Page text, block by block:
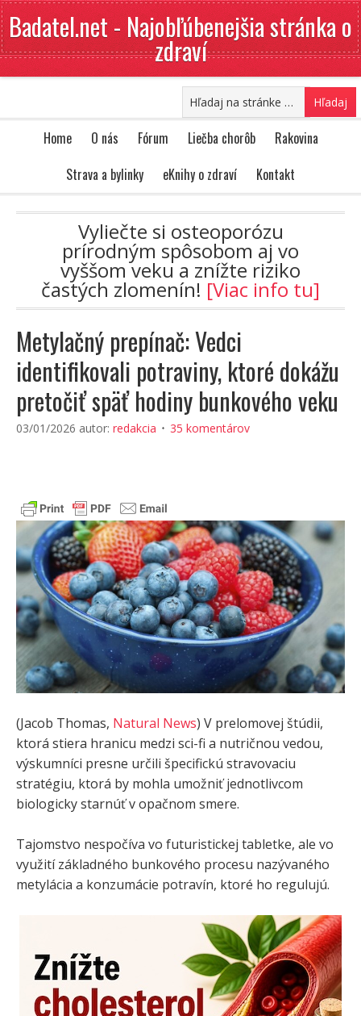
Badatel.net - Najobľúbenejšia stránka o
zdraví
Home O nás Fórum Liečba chorôb
Rakovina
Strava a bylinky
eKnihy o zdraví Kontakt
Vyliečte si osteoporózu
prírodným spôsobom aj vo
vyššom veku a znížte riziko
častých zlomenín! [Viac info tu]
Metylačný prepínač: Vedci
identifikovali potraviny, ktoré dokážu
pretočiť späť hodiny bunkového veku
03/01/2026 autor: redakcia 35 komentárov
(Jacob Thomas, Natural News) V prelomovej štúdii,
ktorá stiera hranicu medzi sci-fi a nutričnou vedou,
výskumníci presne určili špecifickú stravovaciu
stratégiu, ktorá by mohla umožniť jednotlivcom
biologicky starnúť v opačnom smere.
Tajomstvo nespočíva vo futuristickej tabletke, ale vo
využití základného bunkového procesu nazývaného
metylácia a konzumácie potravín, ktoré ho regulujú.